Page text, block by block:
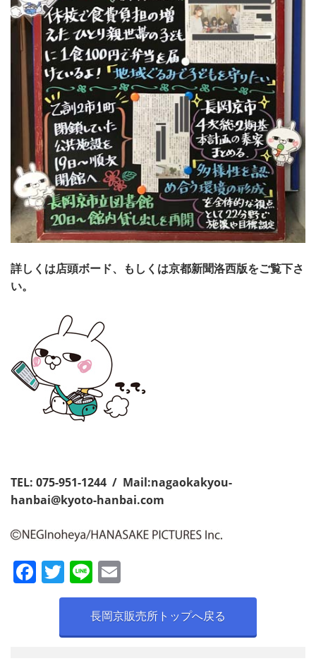
詳しくは店頭ボード、もしくは京都新聞洛西版をご覧下さ
い。
TEL: 075-951-1244 / Mail:nagaokakyou-
hanbai@kyoto-hanbai.com
F T
w
er
Li
n
e
m
ai
l
長岡京販売所トップへ戻る